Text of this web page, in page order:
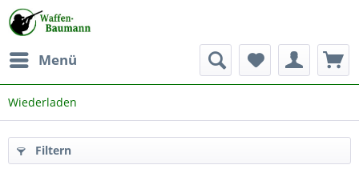
Menü
Wiederladen
Filtern